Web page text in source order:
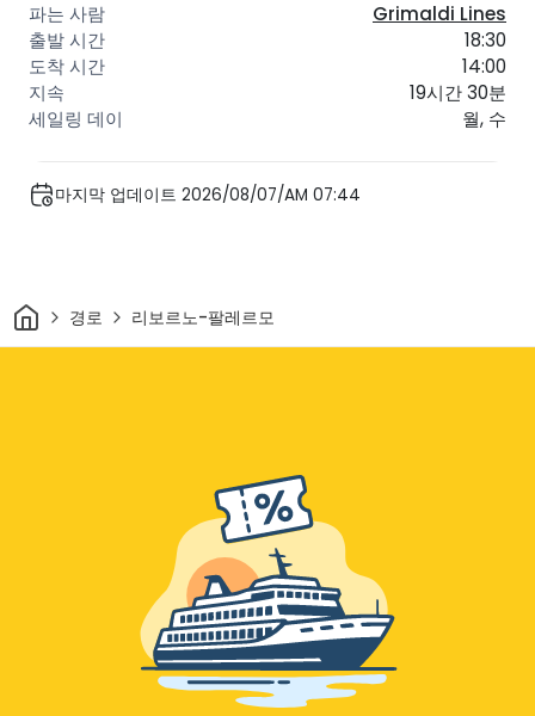
Grimaldi Lines
18:30
14:00
19시간 30분
월, 수
마지막 업데이트 2026/08/07/AM 07:44
집 경로 리보르노-팔레르모